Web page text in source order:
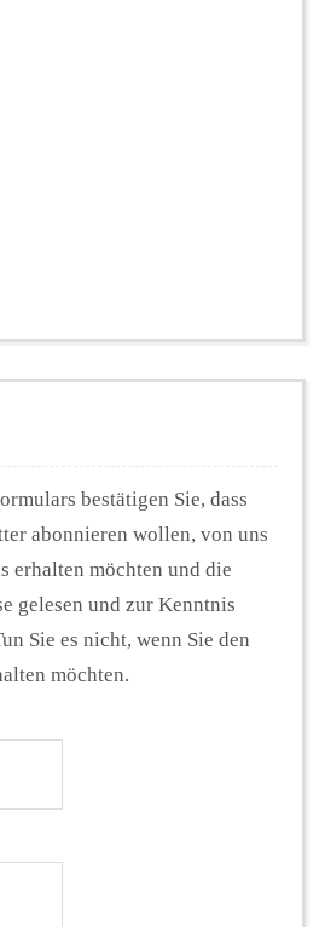
bestätigen Sie, dass
abonnieren wollen, von uns
erhalten möchten und die
gelesen und zur Kenntnis
Sie es nicht, wenn Sie den
möchten.